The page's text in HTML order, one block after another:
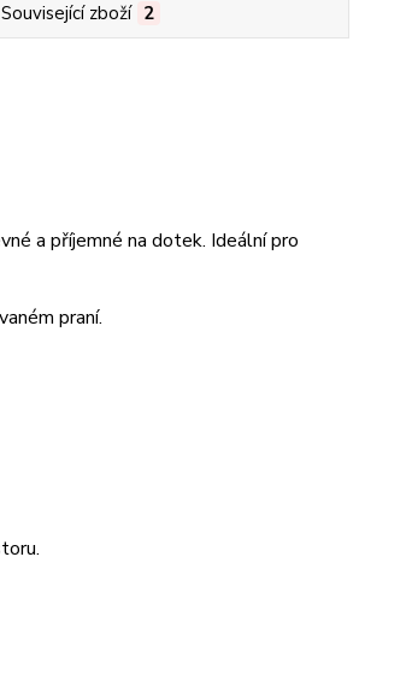
Související zboží 2
a příjemné na dotek. Ideální pro
praní.